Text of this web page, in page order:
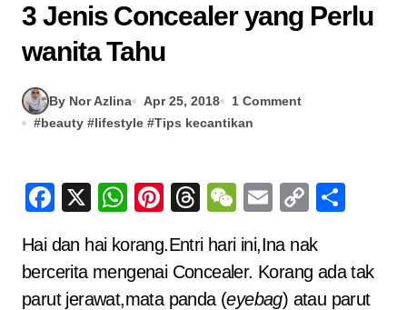
3 Jenis Concealer yang Perlu
wanita Tahu
By Nor Azlina Apr 25, 2018
1 Comment
#beauty #lifestyle #Tips kecantikan
Facebook
X WhatsApp
Pinterest
Threads
WeChat
EmailCopy
Hai dan hai korang.Entri hari ini,Ina nak
bercerita mengenai Concealer. Korang ada tak
parut jerawat,mata panda (eyebag) atau parut